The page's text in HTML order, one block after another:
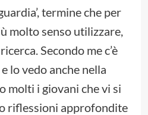
termine che per
molto senso utilizzare,
Secondo me c’è
lo vedo anche nella
molti i giovani che vi si
riflessioni approfondite